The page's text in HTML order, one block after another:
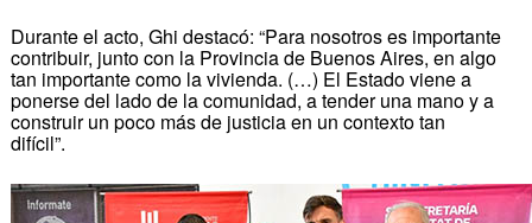
Durante el acto, Ghi destacó: “Para nosotros es importante
contribuir, junto con la Provincia de Buenos Aires, en algo
tan importante como la vivienda. (…) El Estado viene a
ponerse del lado de la comunidad, a tender una mano y a
construir un poco más de justicia en un contexto tan
difícil”.